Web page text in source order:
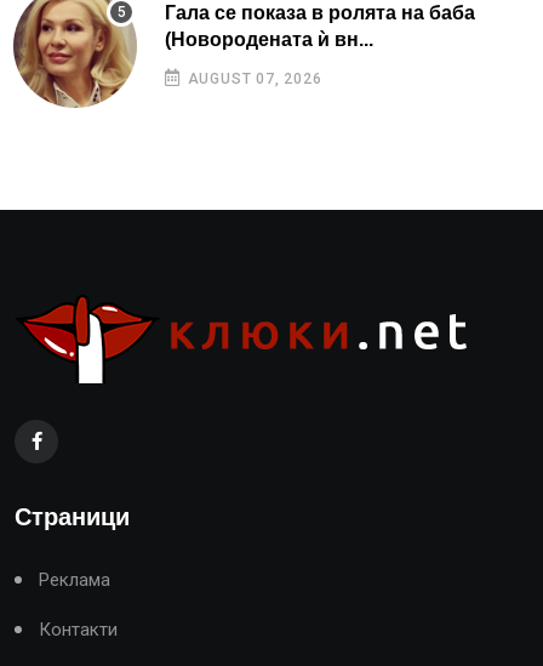
Гала се показа в ролята на баба
(Новородената ѝ вн...
AUGUST 07, 2026
Страници
Реклама
Контакти